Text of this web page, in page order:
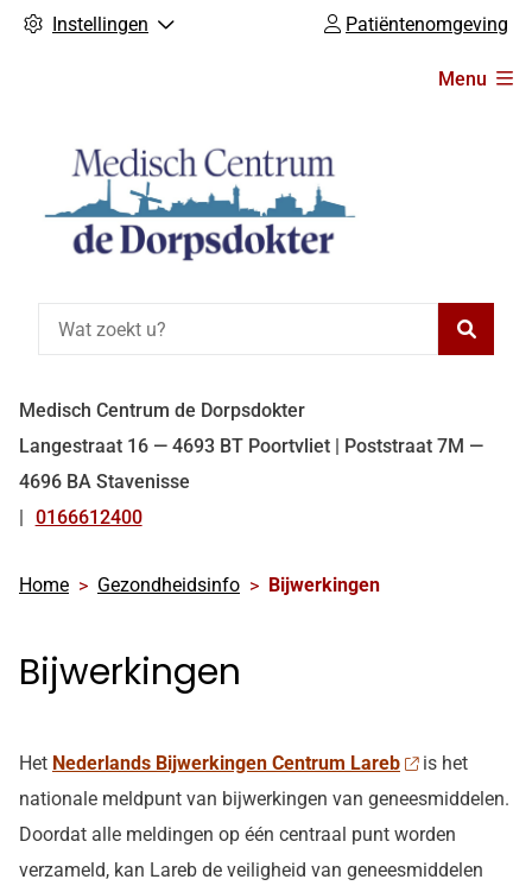
Instellingen Patiëntenomgeving
Menu
Medisch Centrum de Dorpsdokter
Langestraat 16 — 4693 BT Poortvliet |
Poststraat 7M —
4696 BA Stavenisse
Tel:
0166612400
Home Gezondheidsinfo Bijwerkingen
Bijwerkingen
Het Nederlands Bijwerkingen Centrum Lareb
is het
nationale meldpunt van bijwerkingen van geneesmiddelen.
Doordat alle meldingen op één centraal punt worden
verzameld, kan Lareb de veiligheid van geneesmiddelen